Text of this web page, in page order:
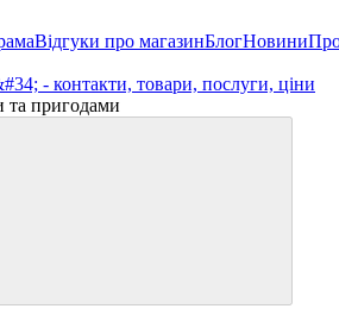
Відгуки про магазинБлогНовини
та пригодами